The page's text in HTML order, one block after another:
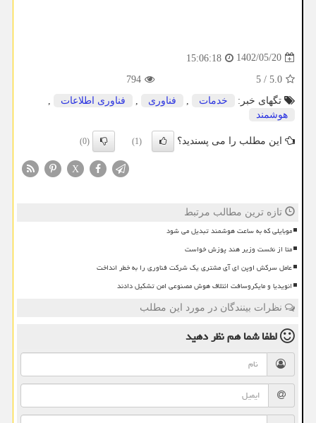
1402/05/20
15:06:18
5.0
/
5
794
تگهای خبر:
خدمات فناوری فناوری اطلاعات
هوشمند
این مطلب را می پسندید؟ (1)
(0)
X
تازه ترین مطالب مرتبط
موبایلی که به ساعت هوشمند تبدیل می شود
متا از نخست وزیر هند پوزش خواست
عامل سرکش اوپن ای آی مشتری یک شرکت فناوری را به خطر انداخت
انویدیا و مایکروسافت ائتلاف هوش مصنوعی امن تشکیل دادند
نظرات بینندگان در مورد این مطلب
لطفا شما همنظر دهید